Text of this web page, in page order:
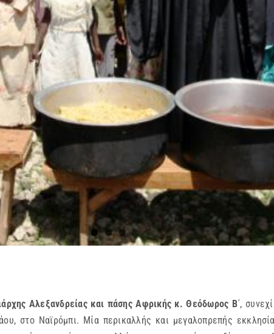
Αλεξανδρείας και πάσης Αφρικής κ. Θεόδωρος Β΄,
στο Ναϊρόμπι. Μία περικαλλής και μεγαλοπρεπής